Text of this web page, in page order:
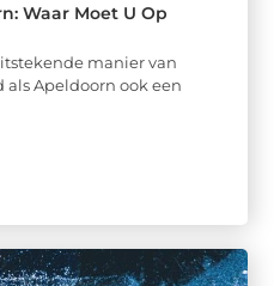
Waar Moet U Op
manier van
als Apeldoorn ook een